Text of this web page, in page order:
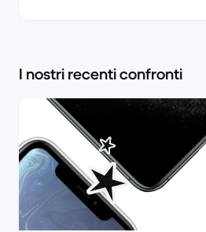
I nostri recenti confronti